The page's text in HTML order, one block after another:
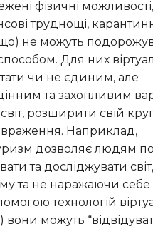
фізичні
труднощі,
не можуть
Для них
чи не єдиним, але
та захопливим
розширити свій
враження. Наприклад,
дозволяє людям
та досліджувати
та не наражаючи себе
технологій
вони можуть